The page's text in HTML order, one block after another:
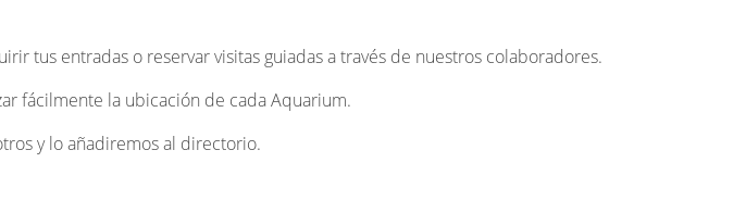
tus entradas o reservar visitas guiadas a través de nuestros colaboradores.
fácilmente la ubicación de cada Aquarium.
y lo añadiremos al directorio.